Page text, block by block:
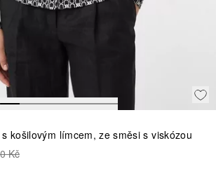
košilovým límcem, ze směsi s viskózou
Kč